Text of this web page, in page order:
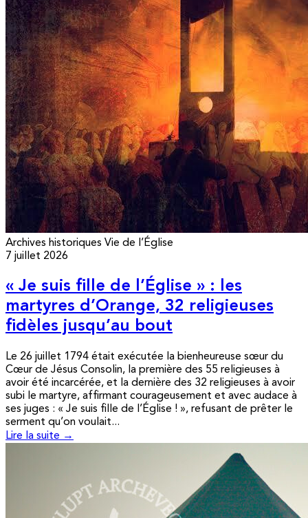
Archives historiques Vie de l’Église
7 juillet 2026
« Je suis fille de l’Église » : les
martyres d’Orange, 32 religieuses
fidèles jusqu’au bout
Le 26 juillet 1794 était exécutée la bienheureuse sœur du
Cœur de Jésus Consolin, la première des 55 religieuses à
avoir été incarcérée, et la dernière des 32 religieuses à avoir
subi le martyre, affirmant courageusement et avec audace à
ses juges : « Je suis fille de l’Église ! », refusant de prêter le
serment qu’on voulait...
Lire la suite →